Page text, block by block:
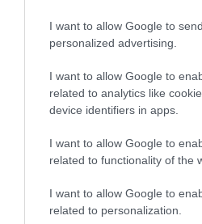
I want to allow Google to
personalized advertising.
I want to allow Google to
related to analytics like
device identifiers in apps.
I want to allow Google to
related to functionality of the
I want to allow Google to
related to personalization.
ελεύθερα, η τιμή θα
κάθε δευτερόλεπτο.
δοκιμή θα προκαλεί
ταμπλό, απειλώντας τη
αποτίμηση της
Μασκ χρειάζεται ψηλά,
χρησιμοποιεί ως
για τα προσωπικά του